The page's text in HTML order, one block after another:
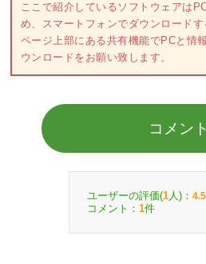
ここで紹介しているソフトウェアは
め、スマートフォンでダウンロードす
ページ上部にある共有機能でPCと情
ウンロードをお願い致します。
コメント
ユーザーの評価(1 人)： 4.5
コメント： 1件